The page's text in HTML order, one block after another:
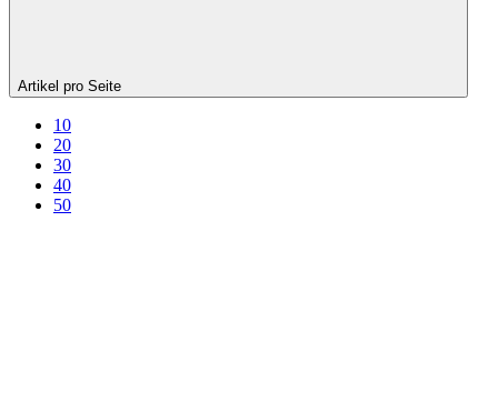
Artikel pro Seite
10
20
30
40
50